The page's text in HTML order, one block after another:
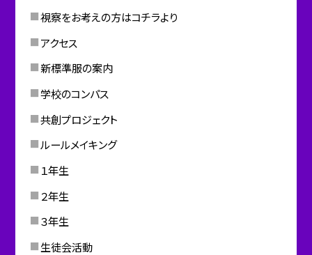
視察をお考えの方はコチラより
アクセス
新標準服の案内
学校のコンパス
共創プロジェクト
ルールメイキング
１年生
２年生
３年生
生徒会活動